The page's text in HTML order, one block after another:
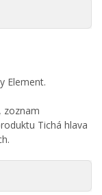
Element.
zoznam
Tichá hlava